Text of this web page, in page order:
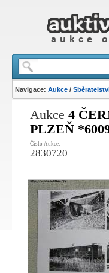
Navigace:Aukce /
Aukce4
PLZEŇ
Číslo Aukce:
2830720